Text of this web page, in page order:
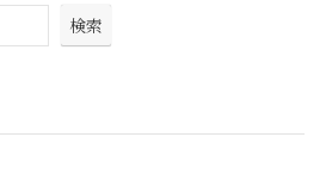
検索